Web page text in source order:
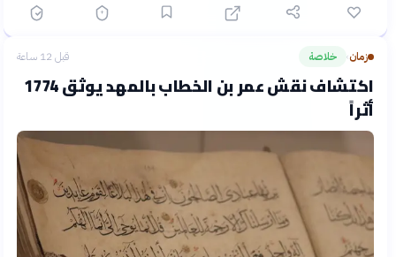
زمان› خلاصة قبل 12 ساعة
اكتشاف نقش عمر بن الخطاب بالمهد يوثق 1774
أثراً